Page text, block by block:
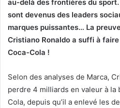
au-delà des frontières du
sont devenus des leaders
marques puissantes… La
Cristiano Ronaldo a suffi à
Coca-Cola !
Selon des analyses de Marca,
perdre 4 milliards en valeur à la
Cola, depuis qu’il a enlevé les